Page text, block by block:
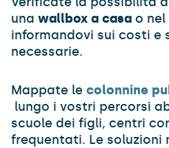
una wallbox a casa o
informandovi sui costi e
necessarie.
Mappate le colonnine
lungo i vostri percorsi
scuole dei figli, centri
frequentati. Le soluzioni